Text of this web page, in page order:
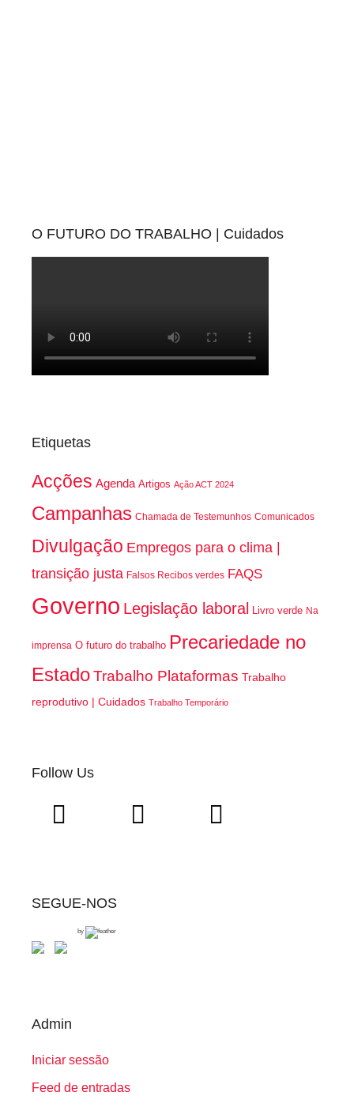
O FUTURO DO TRABALHO | Cuidados
Etiquetas
Acções Agenda Artigos Ação ACT 2024
Campanhas Chamada de Testemunhos Comunicados
Divulgação Empregos para o clima |
transição justa Falsos Recibos verdes FAQS
Governo Legislação laboral Livro verde Na
imprensa O futuro do trabalho Precariedade no
EstadoTrabalho Plataformas Trabalho
reprodutivo | Cuidados Trabalho Temporário
Follow Us
SEGUE-NOS
by
Admin
Iniciar sessão
Feed de entradas